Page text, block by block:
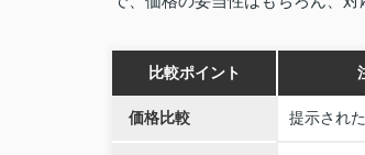
比較ポイント
価格比較 提示され